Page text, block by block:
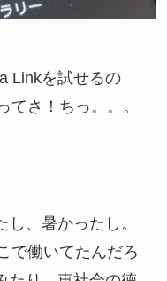
Linkを試せるの
てさ！ちっ。。。
、暑かったし。
で働いてたんだろ